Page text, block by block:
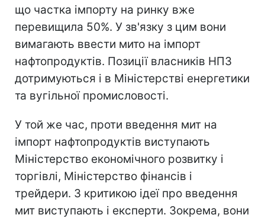
що частка імпорту на ринку вже
перевищила 50%. У зв'язку з цим вони
вимагають ввести мито на імпорт
нафтопродуктів. Позиції власників НПЗ
дотримуються і в Міністерстві енергетики
та вугільної промисловості.
У той же час, проти введення мит на
імпорт нафтопродуктів виступають
Міністерство економічного розвитку і
торгівлі, Міністерство фінансів і
трейдери. З критикою ідеї про введення
мит виступають і експерти. Зокрема, вони